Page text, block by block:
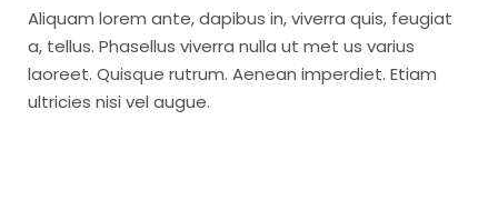
Aliquam lorem ante, dapibus in, viverra quis, feugiat
a, tellus. Phasellus viverra nulla ut met us varius
laoreet. Quisque rutrum. Aenean imperdiet. Etiam
ultricies nisi vel augue.